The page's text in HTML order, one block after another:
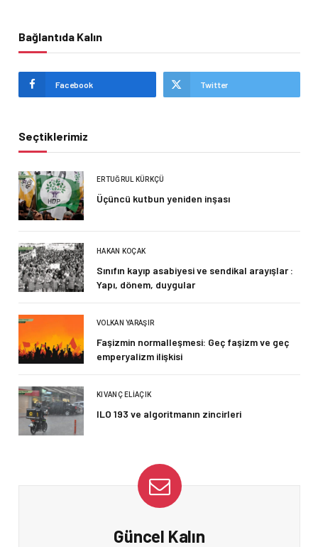
Bağlantıda Kalın
Facebook Twitter
Seçtiklerimiz
ERTUĞRUL KÜRKÇÜ
Üçüncü kutbun yeniden inşası
HAKAN KOÇAK
Sınıfın kayıp asabiyesi ve sendikal arayışlar :
Yapı, dönem, duygular
VOLKAN YARAŞIR
Faşizmin normalleşmesi: Geç faşizm ve geç
emperyalizm ilişkisi
KIVANÇ ELIAÇIK
ILO 193 ve algoritmanın zincirleri
Güncel Kalın